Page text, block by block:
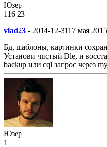
Юзер
116 23
vlad23 - 2014-12-3117 мая
Бд, шаблоны, картинки
Установи чистый Dle, и
backup или cql запрос через
Юзер
1